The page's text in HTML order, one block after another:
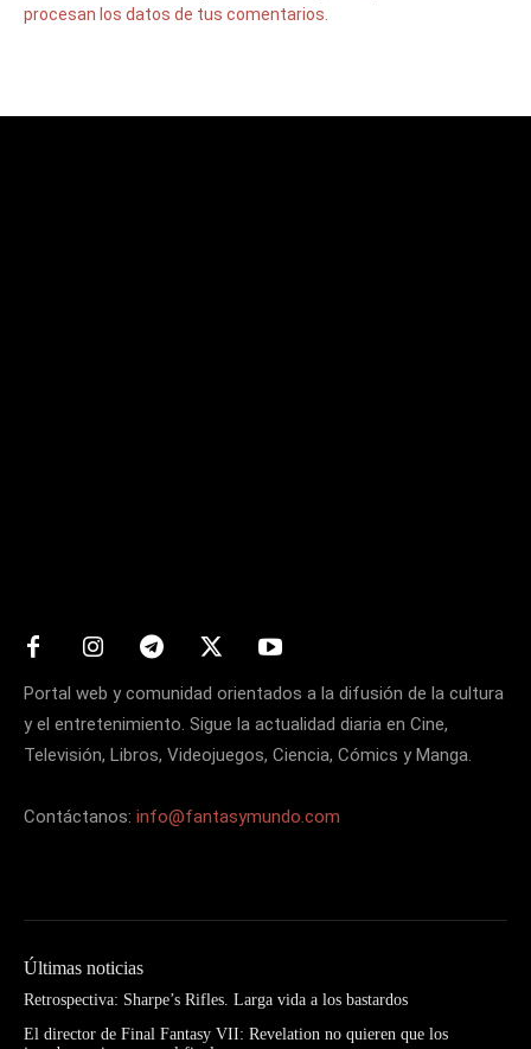
procesan los datos de tus comentarios.
Portal web y comunidad orientados a la difusión de la cultura
y el entretenimiento. Sigue la actualidad diaria en Cine,
Televisión, Libros, Videojuegos, Ciencia, Cómics y Manga.
Contáctanos: info@fantasymundo.com
Últimas noticias
Retrospectiva: Sharpe’s Rifles. Larga vida a los bastardos
El director de Final Fantasy VII: Revelation no quieren que los